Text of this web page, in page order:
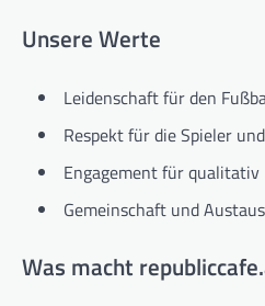
Unsere Werte
Leidenschaft für den
Respekt für die Spieler
Engagement für
Gemeinschaft und
Was macht